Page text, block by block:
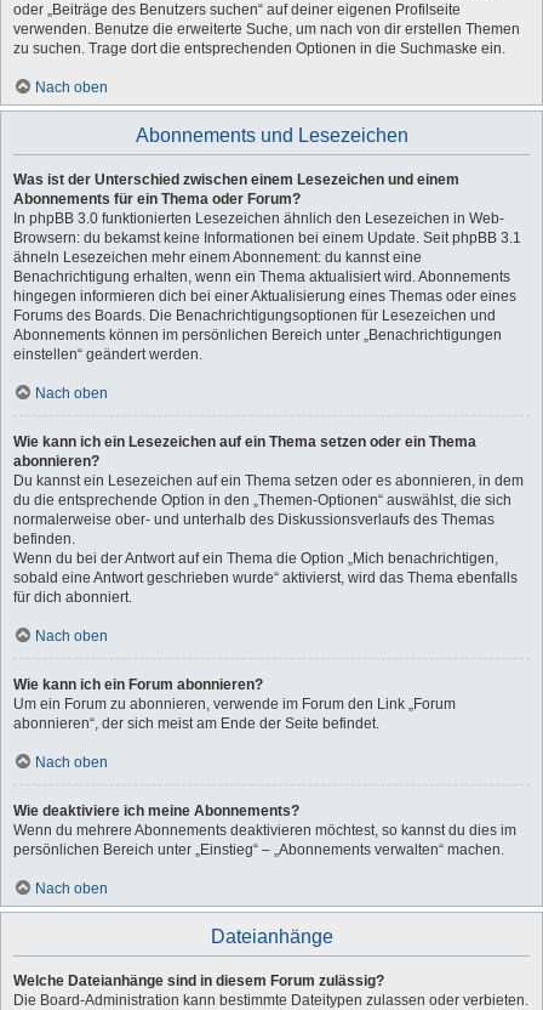
oder „Beiträge des Benutzers suchen“ auf deiner eigenen Profilseite
verwenden. Benutze die erweiterte Suche, um nach von dir erstellen Themen
zu suchen. Trage dort die entsprechenden Optionen in die Suchmaske ein.
Nach oben
Abonnements und Lesezeichen
Was ist der Unterschied zwischen einem Lesezeichen und einem
Abonnements für ein Thema oder Forum?
In phpBB 3.0 funktionierten Lesezeichen ähnlich den Lesezeichen in Web-
Browsern: du bekamst keine Informationen bei einem Update. Seit phpBB 3.1
ähneln Lesezeichen mehr einem Abonnement: du kannst eine
Benachrichtigung erhalten, wenn ein Thema aktualisiert wird. Abonnements
hingegen informieren dich bei einer Aktualisierung eines Themas oder eines
Forums des Boards. Die Benachrichtigungsoptionen für Lesezeichen und
Abonnements können im persönlichen Bereich unter „Benachrichtigungen
einstellen“ geändert werden.
Nach oben
Wie kann ich ein Lesezeichen auf ein Thema setzen oder ein Thema
abonnieren?
Du kannst ein Lesezeichen auf ein Thema setzen oder es abonnieren, in dem
du die entsprechende Option in den „Themen-Optionen“ auswählst, die sich
normalerweise ober- und unterhalb des Diskussionsverlaufs des Themas
befinden.
Wenn du bei der Antwort auf ein Thema die Option „Mich benachrichtigen,
sobald eine Antwort geschrieben wurde“ aktivierst, wird das Thema ebenfalls
für dich abonniert.
Nach oben
Wie kann ich ein Forum abonnieren?
Um ein Forum zu abonnieren, verwende im Forum den Link „Forum
abonnieren“, der sich meist am Ende der Seite befindet.
Nach oben
Wie deaktiviere ich meine Abonnements?
Wenn du mehrere Abonnements deaktivieren möchtest, so kannst du dies im
persönlichen Bereich unter „Einstieg“ – „Abonnements verwalten“ machen.
Nach oben
Dateianhänge
Welche Dateianhänge sind in diesem Forum zulässig?
Die Board-Administration kann bestimmte Dateitypen zulassen oder verbieten.